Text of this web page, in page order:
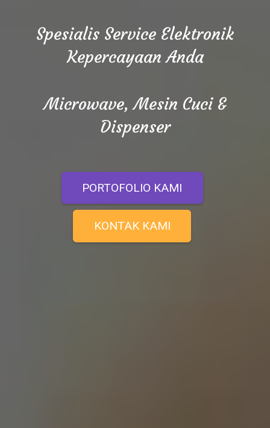
Spesialis Service Elektronik
Kepercayaan Anda
Microwave, Mesin Cuci &
Dispenser
PORTOFOLIO KAMI
KONTAK KAMI